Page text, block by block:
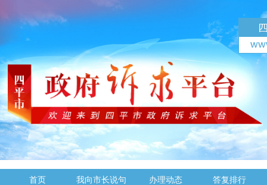
首页
我向市长说句
办理动态 答复排行